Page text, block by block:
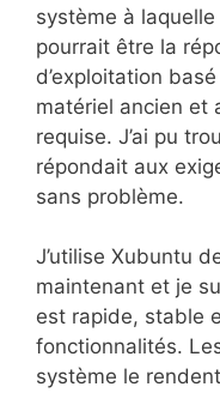
système à
pourrait être la
d’exploitation
matériel ancien et
requise. J’ai pu
répondait aux
sans problème.
J’utilise Xubuntu
maintenant et je
est rapide, stable
fonctionnalités.
système le